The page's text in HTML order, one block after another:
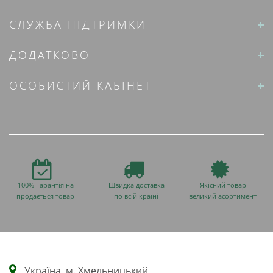
СЛУЖБА ПІДТРИМКИ
ДОДАТКОВО
ОСОБИСТИЙ КАБІНЕТ
100% Гарантія на
продається товар
Швидка доставка
по всій країні
Якісний товар
великий асортимент